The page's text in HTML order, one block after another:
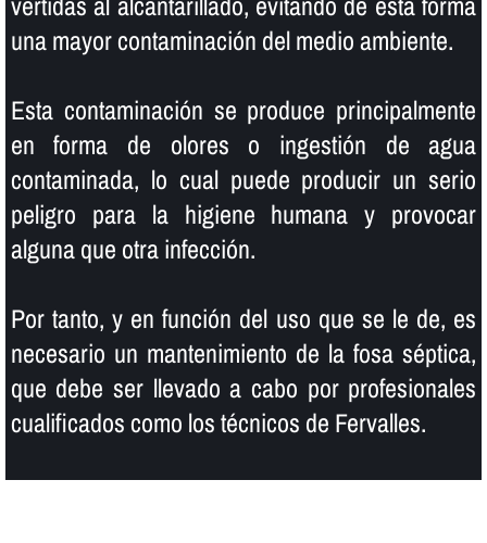
una mayor contaminación del medio ambiente.
Esta contaminación se produce principalmente
en forma de olores o ingestión de agua
contaminada, lo cual puede producir un serio
peligro para la higiene humana y provocar
alguna que otra infección.
Por tanto, y en función del uso que se le de, es
necesario un mantenimiento de la fosa séptica,
que debe ser llevado a cabo por profesionales
cualificados como los técnicos de Fervalles.